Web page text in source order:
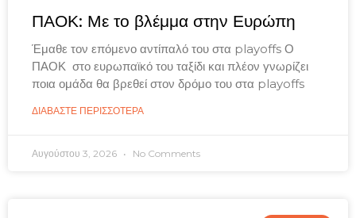
ΠΑΟΚ: Με το βλέμμα στην Ευρώπη
Έμαθε τον επόμενο αντίπαλό του στα playoffs Ο
ΠΑΟΚ στο ευρωπαϊκό του ταξίδι και πλέον γνωρίζει
ποια ομάδα θα βρεθεί στον δρόμο του στα playoffs
ΔΙΑΒΑΣΤΕ ΠΕΡΙΣΣΟΤΕΡΑ
Αυγούστου 3, 2026 No Comments